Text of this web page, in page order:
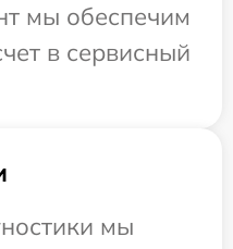
мы обеспечим
в сервисный
мы